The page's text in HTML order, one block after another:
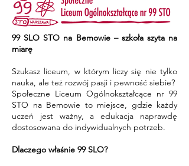
99 SLO STO na Bemowie – szkoła szyta na
miarę
Szukasz liceum, w którym liczy się nie tylko
nauka, ale też rozwój pasji i pewność siebie?
Społeczne Liceum Ogólnokształcące nr 99
STO na Bemowie to miejsce, gdzie każdy
uczeń jest ważny, a edukacja naprawdę
dostosowana do indywidualnych potrzeb.
Dlaczego właśnie 99 SLO?